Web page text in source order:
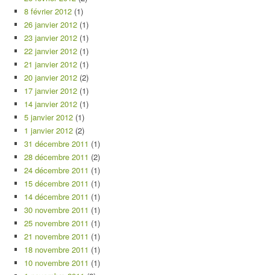
8 février 2012 (1)
26 janvier 2012 (1)
23 janvier 2012 (1)
22 janvier 2012 (1)
21 janvier 2012 (1)
20 janvier 2012 (2)
17 janvier 2012 (1)
14 janvier 2012 (1)
5 janvier 2012 (1)
1 janvier 2012 (2)
31 décembre 2011 (1)
28 décembre 2011 (2)
24 décembre 2011 (1)
15 décembre 2011 (1)
14 décembre 2011 (1)
30 novembre 2011 (1)
25 novembre 2011 (1)
21 novembre 2011 (1)
18 novembre 2011 (1)
10 novembre 2011 (1)